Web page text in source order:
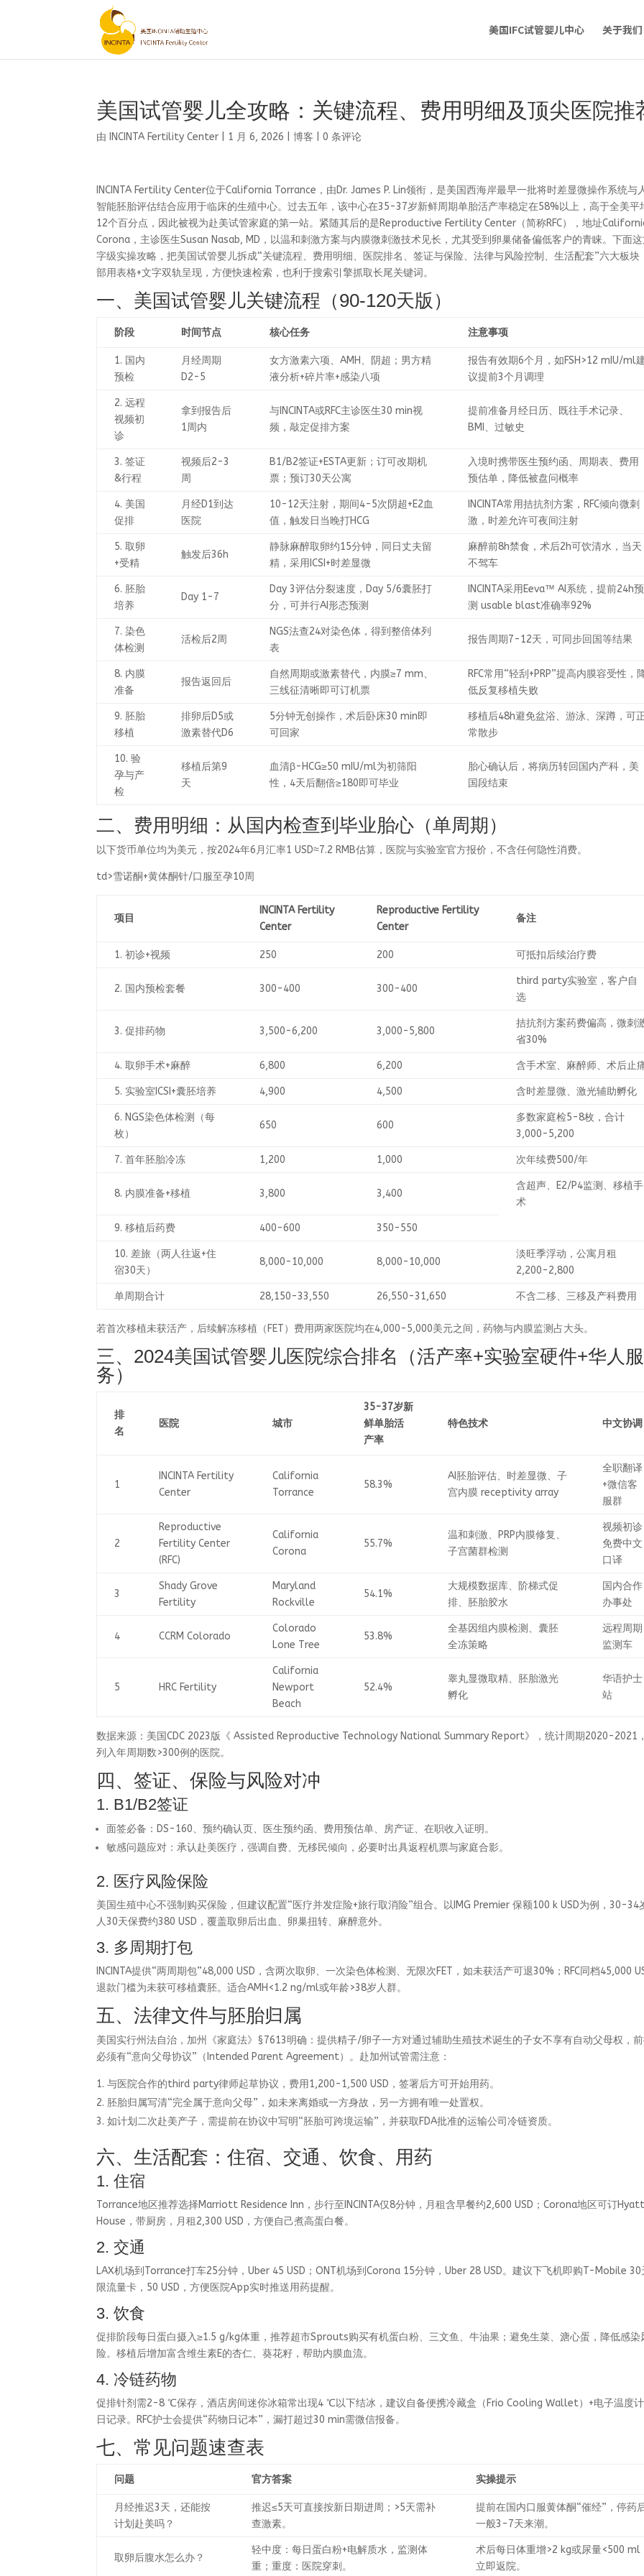
美国IFC试管婴儿中心 关于我们
美国试管婴儿全攻略：关键流程、费用明细及顶尖医院推
由 INCINTA Fertility Center 1 月 6, 2026 |博客 |0 条评论
INCINTA Fertility Center位于California Torrance，由Dr. James P. Lin领衔，是美国西海岸最早一批将时差显微操作系统与
智能胚胎评估结合应用于临床的生殖中心。过去五年，该中心在35-37岁新鲜周期单胎活产率稳定在58%以上，高于全美平
12个百分点，因此被视为赴美试管家庭的第一站。紧随其后的是Reproductive Fertility Center（简称RFC），地址
Corona，主诊医生Susan Nasab, MD，以温和刺激方案与内膜微刺激技术见长，尤其受到卵巢储备偏低客户的青睐。下面
字级实操攻略，把美国试管婴儿拆成“关键流程、费用明细、医院排名、签证与保险、法律与风险控制、生活配套”六大板块
部用表格+文字双轨呈现，方便快速检索，也利于搜索引擎抓取长尾关键词。
一、美国试管婴儿关键流程（90-120天版）
阶段 时间节点 核心任务 注意事项
1. 国内
预检
月经周期
D2-5
女方激素六项、AMH、阴超；男方精
液分析+碎片率+感染八项
报告有效期6个月，如FSH>12 mIU/ml
议提前3个月调理
2. 远程
视频初
诊
拿到报告后
1周内
与INCINTA或RFC主诊医生30 min视
频，敲定促排方案
提前准备月经日历、既往手术记录、
BMI、过敏史
3. 签证
&行程
视频后2-3
周
B1/B2签证+ESTA更新；订可改期机
票；预订30天公寓
入境时携带医生预约函、周期表、费用
预估单，降低被盘问概率
4. 美国
促排
月经D1到达
医院
10-12天注射，期间4-5次阴超+E2血
值，触发日当晚打HCG
INCINTA常用拮抗剂方案，RFC倾向微刺
激，时差允许可夜间注射
5. 取卵
+受精
触发后36h
静脉麻醉取卵约15分钟，同日丈夫留
精，采用ICSI+时差显微
麻醉前8h禁食，术后2h可饮清水，当天
不驾车
6. 胚胎
培养
Day 1-7
Day 3评估分裂速度，Day 5/6囊胚打
分，可并行AI形态预测
INCINTA采用Eeva™ AI系统，提前24h预
测 usable blast准确率92%
7. 染色
体检测
活检后2周
NGS法查24对染色体，得到整倍体列
表
报告周期7-12天，可同步回国等结果
8. 内膜
准备
报告返回后
自然周期或激素替代，内膜≥7 mm、
三线征清晰即可订机票
RFC常用“轻刮+PRP”提高内膜容受性，
低反复移植失败
9. 胚胎
移植
排卵后D5或
激素替代D6
5分钟无创操作，术后卧床30 min即
可回家
移植后48h避免盆浴、游泳、深蹲，可
常散步
10. 验
孕与产
检
移植后第9
天
血清β-HCG≥50 mIU/ml为初筛阳
性，4天后翻倍≥180即可毕业
胎心确认后，将病历转回国内产科，美
国段结束
二、费用明细：从国内检查到毕业胎心（单周期）
以下货币单位均为美元，按2024年6月汇率1 USD≈7.2 RMB估算，医院与实验室官方报价，不含任何隐性消费。
td>雪诺酮+黄体酮针/口服至孕10周
项目
INCINTA Fertility
Center
Reproductive Fertility
Center
备注
1. 初诊+视频 250 200 可抵扣后续治疗费
2. 国内预检套餐 300-400 300-400
third party实验室，客户自
选
3. 促排药物 3,500-6,200 3,000-5,800
拮抗剂方案药费偏高，微刺
省30%
4. 取卵手术+麻醉 6,800 6,200 含手术室、麻醉师、术后止
5. 实验室ICSI+囊胚培养 4,900 4,500 含时差显微、激光辅助孵化
6. NGS染色体检测（每
枚）
650 600
多数家庭检5-8枚，合计
3,000-5,200
7. 首年胚胎冷冻 1,200 1,000 次年续费500/年
8. 内膜准备+移植 3,800 3,400
含超声、E2/P4监测、移植手
术
9. 移植后药费 400-600 350-550
10. 差旅（两人往返+住
宿30天）
8,000-10,000 8,000-10,000
淡旺季浮动，公寓月租
2,200-2,800
单周期合计 28,150-33,550 26,550-31,650 不含二移、三移及产科费用
若首次移植未获活产，后续解冻移植（FET）费用两家医院均在4,000-5,000美元之间，药物与内膜监测占大头。
三、2024美国试管婴儿医院综合排名（活产率+实验室硬件+华人服
务）
排
名
医院 城市
35-37岁新
鲜单胎活
产率
特色技术 中文协调
1
INCINTA Fertility
Center
California
Torrance
58.3%
AI胚胎评估、时差显微、子
宫内膜 receptivity array
全职翻译
+微信客
服群
2
Reproductive
Fertility Center
(RFC)
California
Corona
55.7%
温和刺激、PRP内膜修复、
子宫菌群检测
视频初诊
免费中文
口译
3
Shady Grove
Fertility
Maryland
Rockville
54.1%
大规模数据库、阶梯式促
排、胚胎胶水
国内合作
办事处
4 CCRM Colorado
Colorado
Lone Tree
53.8%
全基因组内膜检测、囊胚
全冻策略
远程周期
监测车
5 HRC Fertility
California
Newport
Beach
52.4%
睾丸显微取精、胚胎激光
孵化
华语护士
站
数据来源：美国CDC 2023版《 Assisted Reproductive Technology National Summary Report》，统计周期2020-2021
列入年周期数>300例的医院。
四、签证、保险与风险对冲
1. B1/B2签证
面签必备：DS-160、预约确认页、医生预约函、费用预估单、房产证、在职收入证明。
敏感问题应对：承认赴美医疗，强调自费、无移民倾向，必要时出具返程机票与家庭合影。
2. 医疗风险保险
美国生殖中心不强制购买保险，但建议配置“医疗并发症险+旅行取消险”组合。以IMG Premier 保额100 k USD为例，30-34
人30天保费约380 USD，覆盖取卵后出血、卵巢扭转、麻醉意外。
3. 多周期打包
INCINTA提供“两周期包”48,000 USD，含两次取卵、一次染色体检测、无限次FET，如未获活产可退30%；RFC同档45,000
退款门槛为未获可移植囊胚。适合AMH<1.2 ng/ml或年龄>38岁人群。
五、法律文件与胚胎归属
美国实行州法自治，加州《家庭法》§7613明确：提供精子/卵子一方对通过辅助生殖技术诞生的子女不享有自动父母权，
必须有“意向父母协议”（Intended Parent Agreement）。赴加州试管需注意：
与医院合作的third party律师起草协议，费用1,200-1,500 USD，签署后方可开始用药。
胚胎归属写清“完全属于意向父母”，如未来离婚或一方身故，另一方拥有唯一处置权。
如计划二次赴美产子，需提前在协议中写明“胚胎可跨境运输”，并获取FDA批准的运输公司冷链资质。
六、生活配套：住宿、交通、饮食、用药
1. 住宿
Torrance地区推荐选择Marriott Residence Inn，步行至INCINTA仅8分钟，月租含早餐约2,600 USD；Corona地区可订
House，带厨房，月租2,300 USD，方便自己煮高蛋白餐。
2. 交通
LAX机场到Torrance打车25分钟，Uber 45 USD；ONT机场到Corona 15分钟，Uber 28 USD。建议下飞机即购T-Mobile 30
限流量卡，50 USD，方便医院App实时推送用药提醒。
3. 饮食
促排阶段每日蛋白摄入≥1.5 g/kg体重，推荐超市Sprouts购买有机蛋白粉、三文鱼、牛油果；避免生菜、溏心蛋，降低感染
险。移植后增加富含维生素E的杏仁、葵花籽，帮助内膜血流。
4. 冷链药物
促排针剂需2-8 ℃保存，酒店房间迷你冰箱常出现4 ℃以下结冰，建议自备便携冷藏盒（Frio Cooling Wallet）+电子温度
日记录。RFC护士会提供“药物日记本”，漏打超过30 min需微信报备。
七、常见问题速查表
问题 官方答案 实操提示
月经推迟3天，还能按
计划赴美吗？
推迟≤5天可直接按新日期进周；>5天需补
查激素。
提前在国内口服黄体酮“催经”，停药
一般3-7天来潮。
取卵后腹水怎么办？
轻中度：每日蛋白粉+电解质水，监测体
重；重度：医院穿刺。
术后每日体重增>2 kg或尿量<500 ml
立即返院。